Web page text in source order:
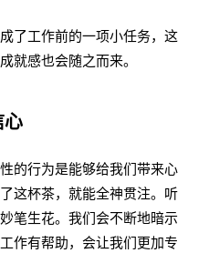
了工作前的一项小任务，这
就感也会随之而来。
心
的行为是能够给我们带来心
这杯茶，就能全神贯注。听
笔生花。我们会不断地暗示
作有帮助，会让我们更加专